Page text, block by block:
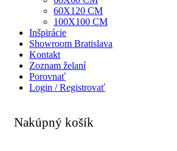
60X120 CM
100X100 CM
Inšpirácie
Showroom Bratislava
Kontakt
Zoznam želaní
Porovnať
Login / Registrovať
Nakúpný košík